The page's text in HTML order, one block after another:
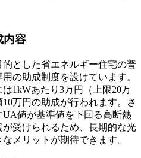
内容
とした省エネルギー住宅の普
の助成制度を設けています。
1kWあたり3万円（上限20万
万円の助成が行われます。さ
値が基準値を下回る高断熱
受けられるため、長期的な光
メリットが期待できます。